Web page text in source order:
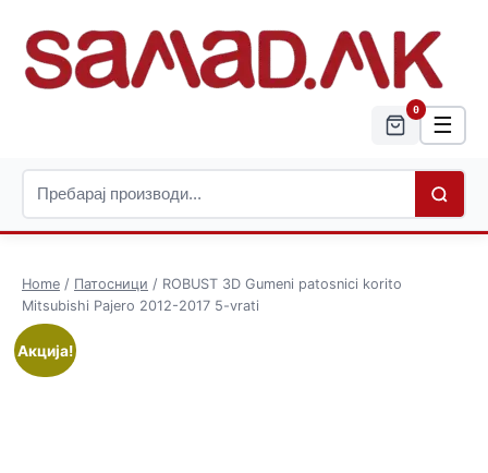
0
☰
Home / Патосници / ROBUST 3D Gumeni patosnici korito
Mitsubishi Pajero 2012-2017 5-vrati
Акција!